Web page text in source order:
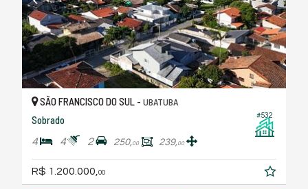
#532
SÃO FRANCISCO DO SUL - UBATUBA
Sobrado
4 4 2 250,00 239,00
R$ 1.200.000, 00